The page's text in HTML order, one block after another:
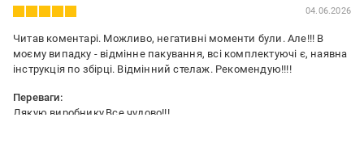
04.06.2026
Читав коментарі. Можливо, негативні моменти були. Але!!! В
моєму випадку - відмінне пакування, всі комплектуючі є, наявна
інструкція по збірці. Відмінний стелаж. Рекомендую!!!!
Переваги:
Дякую виробнику.Все чудово!!!